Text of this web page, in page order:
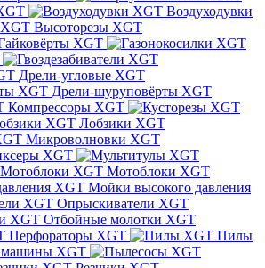
Воздуходувки
Высоторезы XGT
XGT
Дрели-угловые XGT
Дрели-шуруповёрты XGT
Компрессоры XGT
Лобзики XGT
Микроволновки XGT
XGT
Мотоблоки XGT
Мойки высокого давления
Опрыскиватели XGT
Отбойные молотки XGT
Перфораторы XGT
Пилы
машины XGT